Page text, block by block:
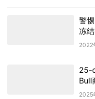
警
冻
2022
25-
Bull
2025